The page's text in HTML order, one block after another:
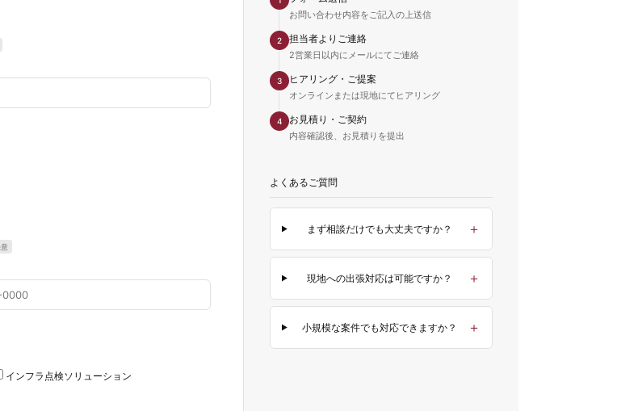
インフラ点検ソリューション
お問い合わせ内容をご記入の上送信
2 担当者よりご連絡
2営業日以内にメールにてご連絡
3 ヒアリング・ご提案
オンラインまたは現地にてヒアリング
4 お見積り・ご契約
内容確認後、お見積りを提出
よくあるご質問
まず相談だけでも大丈夫ですか？
現地への出張対応は可能ですか？
小規模な案件でも対応できますか？